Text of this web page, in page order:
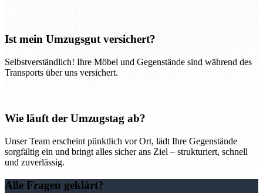
Ist mein Umzugsgut versichert?
Selbstverständlich! Ihre Möbel und Gegenstände sind während des
Transports über uns versichert.
Wie läuft der Umzugstag ab?
Unser Team erscheint pünktlich vor Ort, lädt Ihre Gegenstände
sorgfältig ein und bringt alles sicher ans Ziel – strukturiert, schnell
und zuverlässig.
Alle Fragen geklärt?